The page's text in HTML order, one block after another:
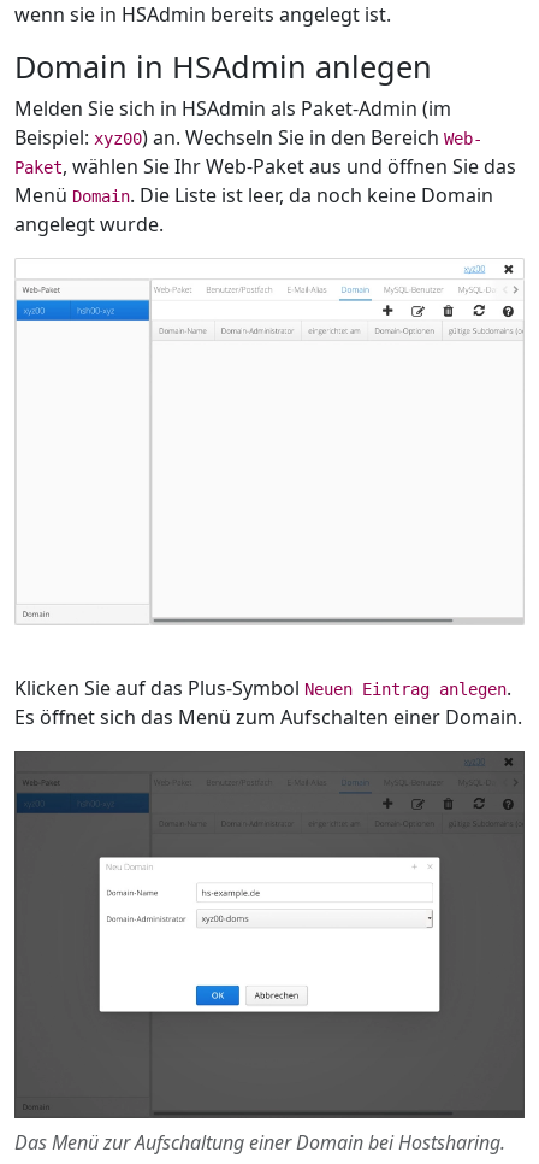
wenn sie in HSAdmin bereits angelegt ist.
Domain in HSAdmin anlegen
Melden Sie sich in HSAdmin als Paket-Admin (im
Beispiel: xyz00) an. Wechseln Sie in den Bereich Web-
Paket, wählen Sie Ihr Web-Paket aus und öffnen Sie das
Menü Domain. Die Liste ist leer, da noch keine Domain
angelegt wurde.
Klicken Sie auf das Plus-Symbol Neuen Eintrag anlegen.
Es öffnet sich das Menü zum Aufschalten einer Domain.
Das Menü zur Aufschaltung einer Domain bei Hostsharing.